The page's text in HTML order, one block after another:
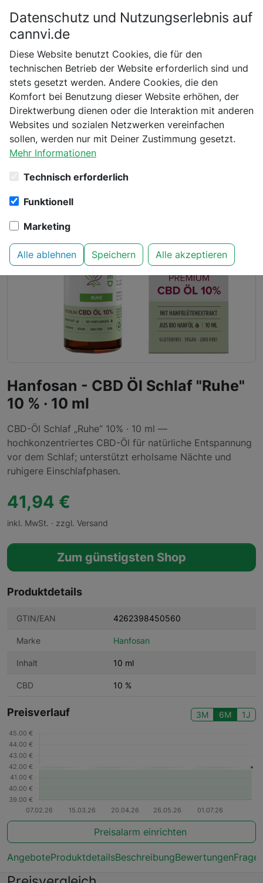
Startseite Hanfosan
CBD ÖL
CBD Öl Schlaf "Ruhe" 10 % · 10 ml
Hanfosan - CBD Öl Schlaf "Ruhe"
10 % · 10 ml
CBD-Öl Schlaf „Ruhe“ 10% · 10 ml —
hochkonzentriertes CBD-Öl für natürliche Entspannung
vor dem Schlaf; unterstützt erholsame Nächte und
ruhigere Einschlafphasen.
41,94 €
inkl. MwSt. · zzgl. Versand
Zum günstigsten Shop
Produktdetails
GTIN/EAN 4262398450560
Marke Hanfosan
Inhalt 10 ml
CBD 10 %
Preisverlauf 3M 6M 1J
Preisalarm einrichten
AngeboteProduktdetailsBeschreibungBewertungen
Bitte bestätige dein Alter
Bist du schon 18 Jahre alt?
Nein Ja
Datenschutz und Nutzungserlebnis auf
cannvi.de
Diese Website benutzt Cookies, die für den
technischen Betrieb der Website erforderlich sind und
stets gesetzt werden. Andere Cookies, die den
Komfort bei Benutzung dieser Website erhöhen, der
Direktwerbung dienen oder die Interaktion mit anderen
Websites und sozialen Netzwerken vereinfachen
sollen, werden nur mit Deiner Zustimmung gesetzt.
Mehr Informationen
Technisch erforderlich
Funktionell
Marketing
Alle ablehnen Speichern Alle akzeptieren